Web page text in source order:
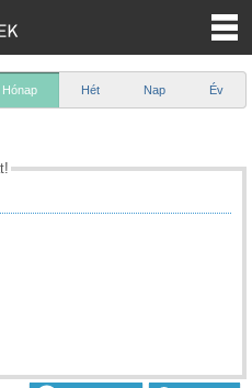
Hónap Hét Nap Év